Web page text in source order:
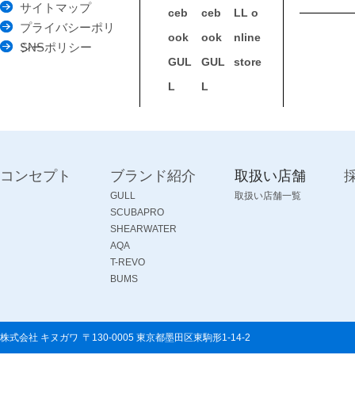
サイトマップ
プライバシーポリ
シー
SNSポリシー
コンセプト ブランド紹介
GULL
SCUBAPRO
SHEARWATER
AQA
T-REVO
BUMS
取扱い店舗
取扱い店舗一覧
株式会社 キヌガワ 〒130-0005 東京都墨田区東駒形1-14-2